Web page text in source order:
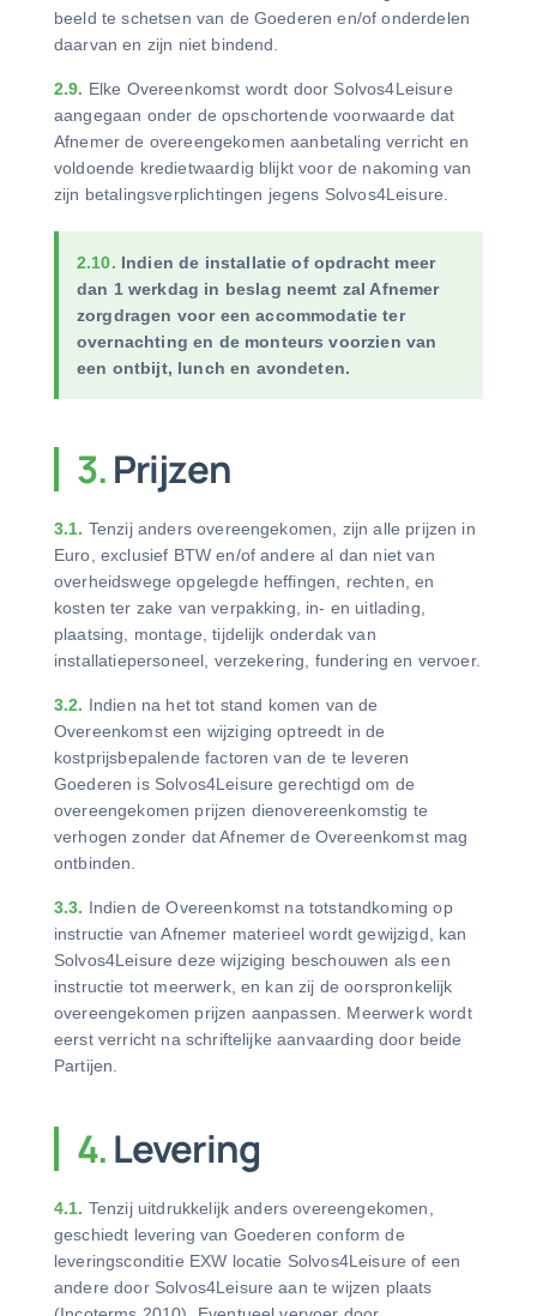
beeld te schetsen van de Goederen en/of onderdelen
daarvan en zijn niet bindend.
2.9. Elke Overeenkomst wordt door Solvos4Leisure
aangegaan onder de opschortende voorwaarde dat
Afnemer de overeengekomen aanbetaling verricht en
voldoende kredietwaardig blijkt voor de nakoming van
zijn betalingsverplichtingen jegens Solvos4Leisure.
2.10. Indien de installatie of opdracht meer
dan 1 werkdag in beslag neemt zal Afnemer
zorgdragen voor een accommodatie ter
overnachting en de monteurs voorzien van
een ontbijt, lunch en avondeten.
3.Prijzen
3.1. Tenzij anders overeengekomen, zijn alle prijzen in
Euro, exclusief BTW en/of andere al dan niet van
overheidswege opgelegde heffingen, rechten, en
kosten ter zake van verpakking, in- en uitlading,
plaatsing, montage, tijdelijk onderdak van
installatiepersoneel, verzekering, fundering en vervoer.
3.2. Indien na het tot stand komen van de
Overeenkomst een wijziging optreedt in de
kostprijsbepalende factoren van de te leveren
Goederen is Solvos4Leisure gerechtigd om de
overeengekomen prijzen dienovereenkomstig te
verhogen zonder dat Afnemer de Overeenkomst mag
ontbinden.
3.3. Indien de Overeenkomst na totstandkoming op
instructie van Afnemer materieel wordt gewijzigd, kan
Solvos4Leisure deze wijziging beschouwen als een
instructie tot meerwerk, en kan zij de oorspronkelijk
overeengekomen prijzen aanpassen. Meerwerk wordt
eerst verricht na schriftelijke aanvaarding door beide
Partijen.
4.Levering
4.1. Tenzij uitdrukkelijk anders overeengekomen,
geschiedt levering van Goederen conform de
leveringsconditie EXW locatie Solvos4Leisure of een
andere door Solvos4Leisure aan te wijzen plaats